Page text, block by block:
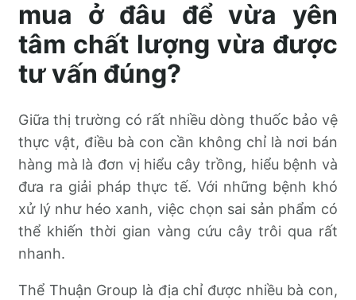
mua ở đâu để vừa yên
tâm chất lượng vừa được
tư vấn đúng?
Giữa thị trường có rất nhiều dòng thuốc bảo vệ
thực vật, điều bà con cần không chỉ là nơi bán
hàng mà là đơn vị hiểu cây trồng, hiểu bệnh và
đưa ra giải pháp thực tế. Với những bệnh khó
xử lý như héo xanh, việc chọn sai sản phẩm có
thể khiến thời gian vàng cứu cây trôi qua rất
nhanh.
Thể Thuận Group là địa chỉ được nhiều bà con,